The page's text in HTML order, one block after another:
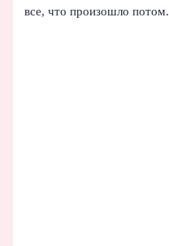
все, что произошло потом.